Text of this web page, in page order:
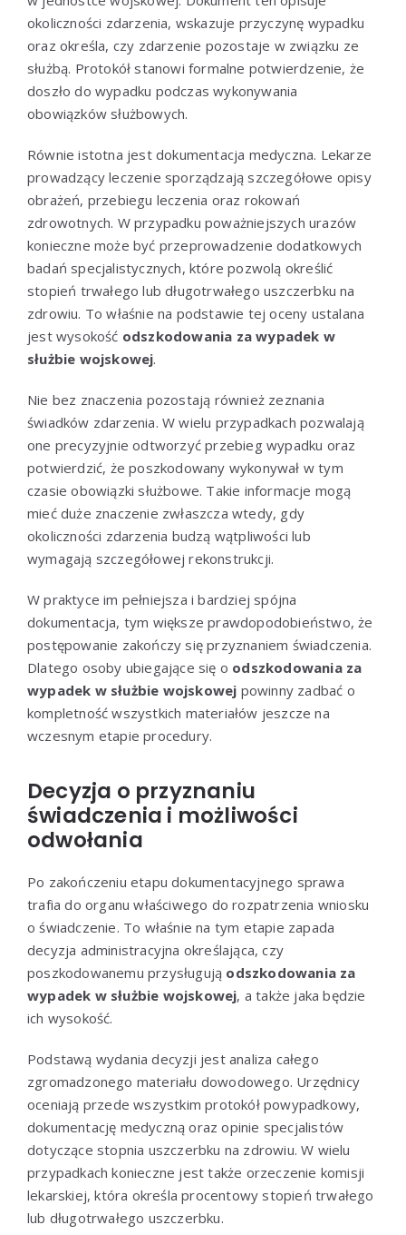
okoliczności zdarzenia, wskazuje przyczynę wypadku
oraz określa, czy zdarzenie pozostaje w związku ze
służbą. Protokół stanowi formalne potwierdzenie, że
doszło do wypadku podczas wykonywania
obowiązków służbowych.
Równie istotna jest dokumentacja medyczna. Lekarze
prowadzący leczenie sporządzają szczegółowe opisy
obrażeń, przebiegu leczenia oraz rokowań
zdrowotnych. W przypadku poważniejszych urazów
konieczne może być przeprowadzenie dodatkowych
badań specjalistycznych, które pozwolą określić
stopień trwałego lub długotrwałego uszczerbku na
zdrowiu. To właśnie na podstawie tej oceny ustalana
jest wysokość odszkodowania za wypadek w
służbie wojskowej.
Nie bez znaczenia pozostają również zeznania
świadków zdarzenia. W wielu przypadkach pozwalają
one precyzyjnie odtworzyć przebieg wypadku oraz
potwierdzić, że poszkodowany wykonywał w tym
czasie obowiązki służbowe. Takie informacje mogą
mieć duże znaczenie zwłaszcza wtedy, gdy
okoliczności zdarzenia budzą wątpliwości lub
wymagają szczegółowej rekonstrukcji.
W praktyce im pełniejsza i bardziej spójna
dokumentacja, tym większe prawdopodobieństwo, że
postępowanie zakończy się przyznaniem świadczenia.
Dlatego osoby ubiegające się o odszkodowania za
wypadek w służbie wojskowej powinny zadbać o
kompletność wszystkich materiałów jeszcze na
wczesnym etapie procedury.
Decyzja o przyznaniu
świadczenia i możliwości
odwołania
Po zakończeniu etapu dokumentacyjnego sprawa
trafia do organu właściwego do rozpatrzenia wniosku
o świadczenie. To właśnie na tym etapie zapada
decyzja administracyjna określająca, czy
poszkodowanemu przysługują odszkodowania za
wypadek w służbie wojskowej, a także jaka będzie
ich wysokość.
Podstawą wydania decyzji jest analiza całego
zgromadzonego materiału dowodowego. Urzędnicy
oceniają przede wszystkim protokół powypadkowy,
dokumentację medyczną oraz opinie specjalistów
dotyczące stopnia uszczerbku na zdrowiu. W wielu
przypadkach konieczne jest także orzeczenie komisji
lekarskiej, która określa procentowy stopień trwałego
lub długotrwałego uszczerbku.